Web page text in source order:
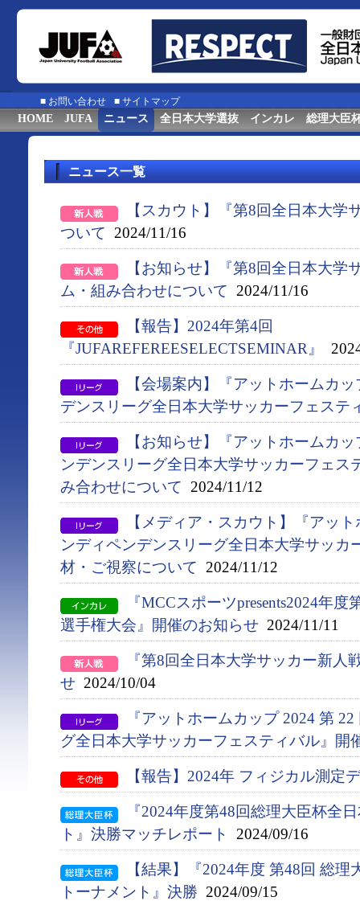
■ お問い合わせ ■ サイトマップ
HOME JUFA ニュース 全日本大学選抜 インカレ 総理大臣
ニュース一覧
【スカウト】『第8回全日本大学
ついて 2024/11/16
【お知らせ】『第8回全日本大学
ム・組み合わせについて 2024/11/16
【報告】2024年第4回
『JUFAREFEREESELECTSEMINAR』
【会場案内】『アットホームカ
デンスリーグ全日本大学サッカーフェステ
【お知らせ】『アットホームカ
ンデンスリーグ全日本大学サッカーフェス
み合わせについて 2024/11/12
【メディア・スカウト】『アッ
ンディペンデンスリーグ全日本大学サッカ
材・ご視察について 2024/11/12
『MCCスポーツpresents2024年
選手権大会』開催のお知らせ 2024/11/11
『第8回全日本大学サッカー新人
せ 2024/10/04
『アットホームカップ 2024 第
グ全日本大学サッカーフェスティバル』開
【報告】2024年 フィジカル測定
『2024年度第48回総理大臣杯全
ト』決勝マッチレポート
2024/09/16
【結果】『2024年度 第48回 総
トーナメント』決勝 2024/09/15